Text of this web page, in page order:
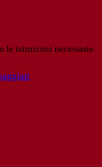
le istruzioni necessarie.